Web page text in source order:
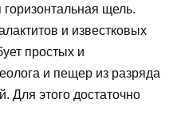
горизонтальная щель.
и известковых
простых и
и пещер из разряда
Для этого достаточно